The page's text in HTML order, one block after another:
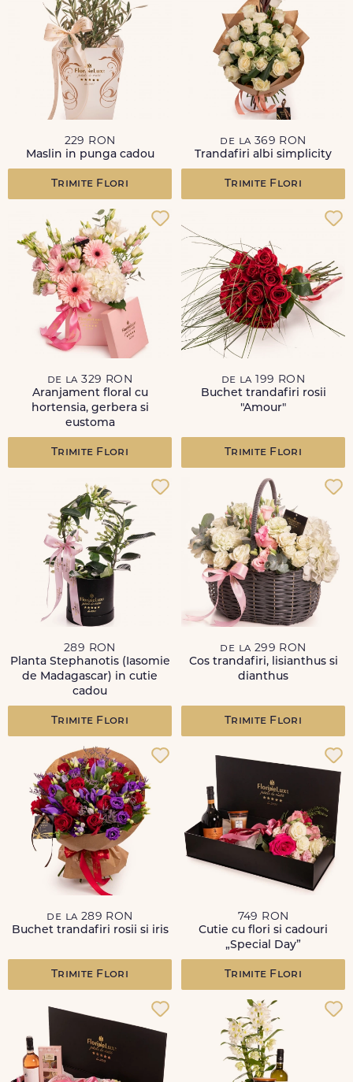
229 RON
Maslin in punga cadou
Trimite Flori
de la 369 RON
Trandafiri albi simplicity
Trimite Flori
de la 329 RON
Aranjament floral cu
hortensia, gerbera si
eustoma
Trimite Flori
de la 199 RON
Buchet trandafiri rosii
"Amour"
Trimite Flori
289 RON
Planta Stephanotis (Iasomie
de Madagascar) in cutie
cadou
Trimite Flori
de la 299 RON
Cos trandafiri, lisianthus si
dianthus
Trimite Flori
de la 289 RON
Buchet trandafiri rosii si iris
Trimite Flori
749 RON
Cutie cu flori si cadouri
„Special Day”
Trimite Flori